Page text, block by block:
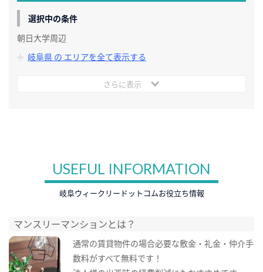
選択中の条件
朝日大学周辺
岐阜県 の エリアを全て表示する
さらに表示
USEFUL INFORMATION
岐阜ウィークリードットコムお役立ち情報
マンスリーマンションとは？
通常の賃貸物件の場合必要な敷金・礼金・仲介手
数料がすべて無料です！